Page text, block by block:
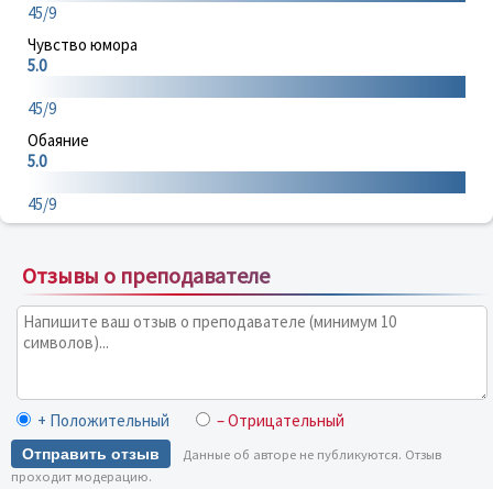
45/9
Чувство юмора
5.0
45/9
Обаяние
5.0
45/9
Отзывы о преподавателе
+ Положительный – Отрицательный
Отправить отзыв
Данные об авторе не публикуются. Отзыв
проходит модерацию.